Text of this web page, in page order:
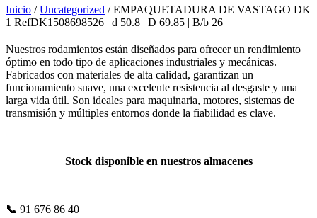
Inicio /Uncategorized / EMPAQUETADURA DE VASTAGO DK
1 RefDK1508698526 | d 50.8 | D 69.85 | B/b 26
Nuestros rodamientos están diseñados para ofrecer un rendimiento
óptimo en todo tipo de aplicaciones industriales y mecánicas.
Fabricados con materiales de alta calidad, garantizan un
funcionamiento suave, una excelente resistencia al desgaste y una
larga vida útil. Son ideales para maquinaria, motores, sistemas de
transmisión y múltiples entornos donde la fiabilidad es clave.
Stock disponible en nuestros almacenes
📞 91 676 86 40
interesa más
de lo que
cómo poder
mejorar con
tu ayuda.
Experiencia
funcione lo
mejor posible
guía para